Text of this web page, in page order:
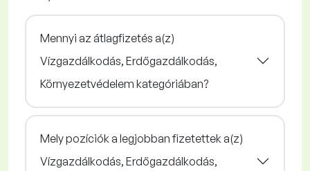
Mennyi az átlagfizetés a(z)
Vízgazdálkodás, Erdőgazdálkodás,
Környezetvédelem kategóriában?
Mely pozíciók a legjobban fizetettek a(z)
Vízgazdálkodás, Erdőgazdálkodás,